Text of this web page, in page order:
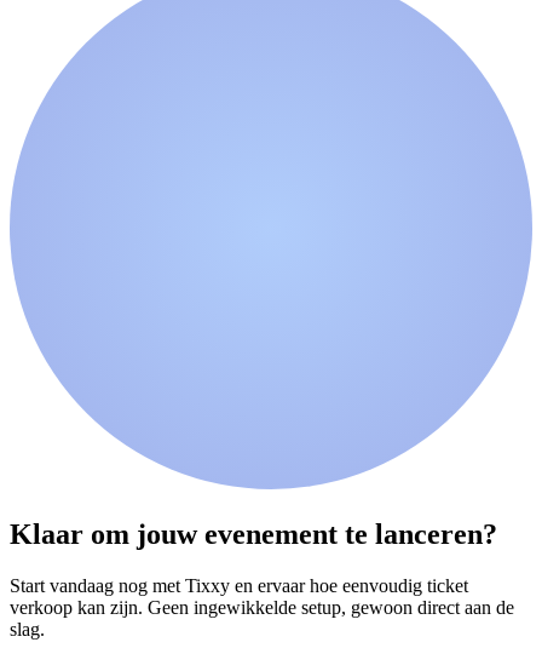
Klaar om jouw evenement te lanceren?
Start vandaag nog met Tixxy en ervaar hoe eenvoudig ticket
verkoop kan zijn. Geen ingewikkelde setup, gewoon direct aan de
slag.